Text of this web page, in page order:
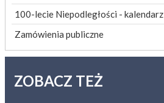
100-lecie Niepodległości - kalendarz
Zamówienia publiczne
ZOBACZ TEŻ